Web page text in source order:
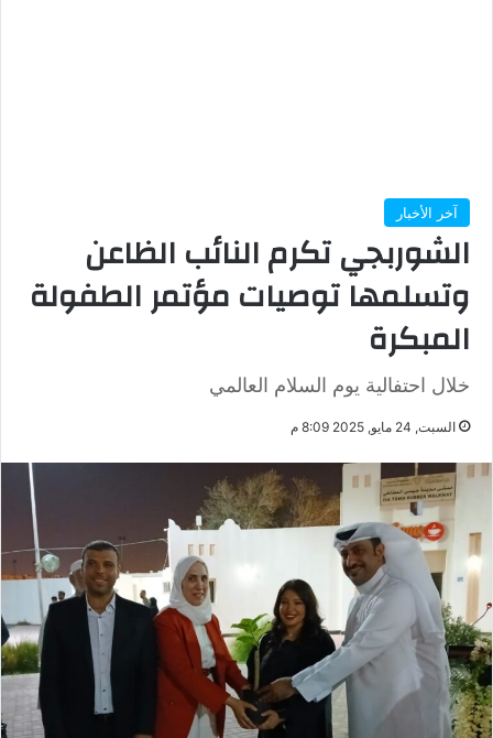
آخر الأخبار
الشوربجي تكرم النائب الظاعن
وتسلمها توصيات مؤتمر الطفولة
المبكرة
خلال احتفالية يوم السلام العالمي
السبت, 24 مايو, 2025 8:09 م